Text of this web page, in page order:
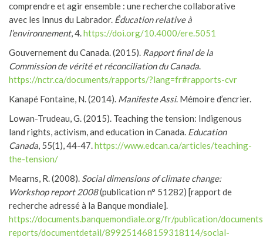
comprendre et agir ensemble : une recherche collaborative
avec les Innus du Labrador. Éducation relative à
l’environnement, 4.https://doi.org/10.4000/ere.5051
Gouvernement du Canada. (2015). Rapport final de la
Commission de vérité et réconciliation du Canada.
https://nctr.ca/documents/rapports/?lang=fr#rapports-cvr
Kanapé Fontaine, N. (2014). Manifeste Assi. Mémoire d’encrier.
Lowan-Trudeau, G. (2015). Teaching the tension: Indigenous
land rights, activism, and education in Canada. Education
Canada, 55(1), 44-47.https://www.edcan.ca/articles/teaching-
the-tension/
Mearns, R. (2008). Social dimensions of climate change:
Workshop report 2008(publication n° 51282) [rapport de
recherche adressé à la Banque mondiale].
https://documents.banquemondiale.org/fr/publication/
reports/documentdetail/899251468159318114/social-